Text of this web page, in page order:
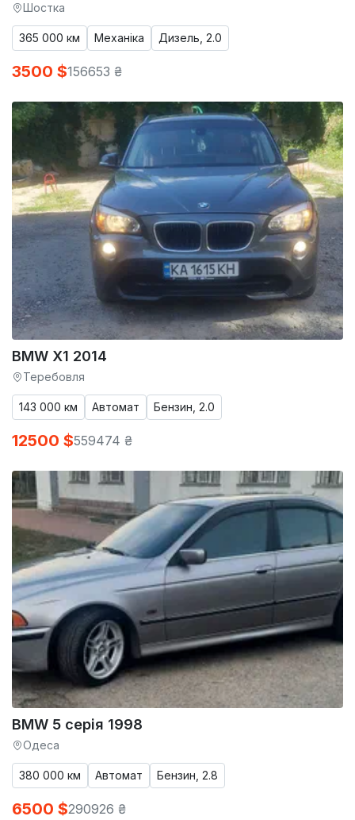
Шостка
365 000 км Механіка Дизель, 2.0
3500 $156653 ₴
BMW X1 2014
Теребовля
143 000 км Автомат Бензин, 2.0
12500 $559474 ₴
BMW 5 серія 1998
Одеса
380 000 км Автомат Бензин, 2.8
6500 $290926 ₴